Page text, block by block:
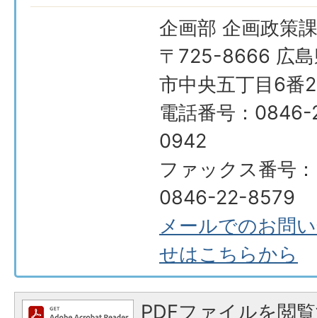
企画部 企画政策課
〒725-8666 広島
市中央五丁目6番
電話番号：
0942
ファックス番号：
0846-22-8579
メールでのお問
せはこちらから
PDFファイルを閲